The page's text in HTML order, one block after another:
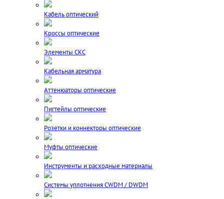
Кабель оптический
Кроссы оптические
Элементы СКС
Кабельная арматура
Аттенюаторы оптические
Пигтейлы оптические
Розетки и коннекторы оптические
Муфты оптические
Инструменты и расходные материалы
Cистемы уплотнения CWDM / DWDM